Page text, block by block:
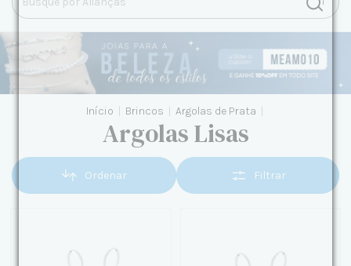
Início Brincos Argolas de Prata
Argolas Lisas
Ordenar Filtrar